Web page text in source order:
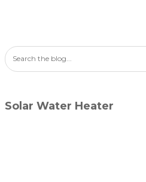
Search the blog...
Solar Water Heater